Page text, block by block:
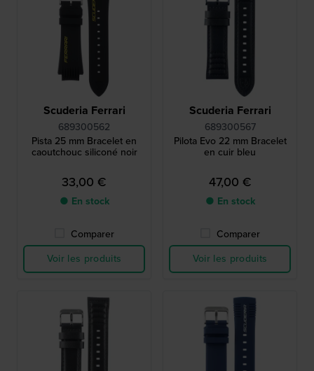
Scuderia Ferrari
689300562
Pista 25 mm Bracelet en
caoutchouc siliconé noir
33,00 €
● En stock
Comparer
Voir les produits
Scuderia Ferrari
689300567
Pilota Evo 22 mm Bracelet
en cuir bleu
47,00 €
● En stock
Comparer
Voir les produits